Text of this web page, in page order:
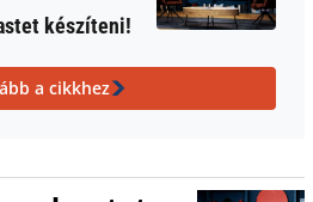
készíteni!
a cikkhez